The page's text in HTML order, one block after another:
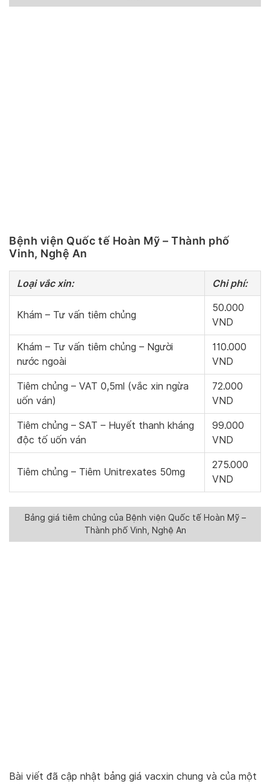
Bệnh viện Quốc tế Hoàn Mỹ – Thành phố
Vinh, Nghệ An
Loại vắc xin: Chi phí:
Khám – Tư vấn tiêm chủng
50.000
VND
Khám – Tư vấn tiêm chủng – Người
nước ngoài
110.000
VND
Tiêm chủng – VAT 0,5ml (vắc xin ngừa
uốn ván)
72.000
VND
Tiêm chủng – SAT – Huyết thanh kháng
độc tố uốn ván
99.000
VND
Tiêm chủng – Tiêm Unitrexates 50mg
275.000
VND
Bảng giá tiêm chủng của Bệnh viện Quốc tế Hoàn Mỹ –
Thành phố Vinh, Nghệ An
Bài viết đã cập nhật bảng giá vacxin chung và của một